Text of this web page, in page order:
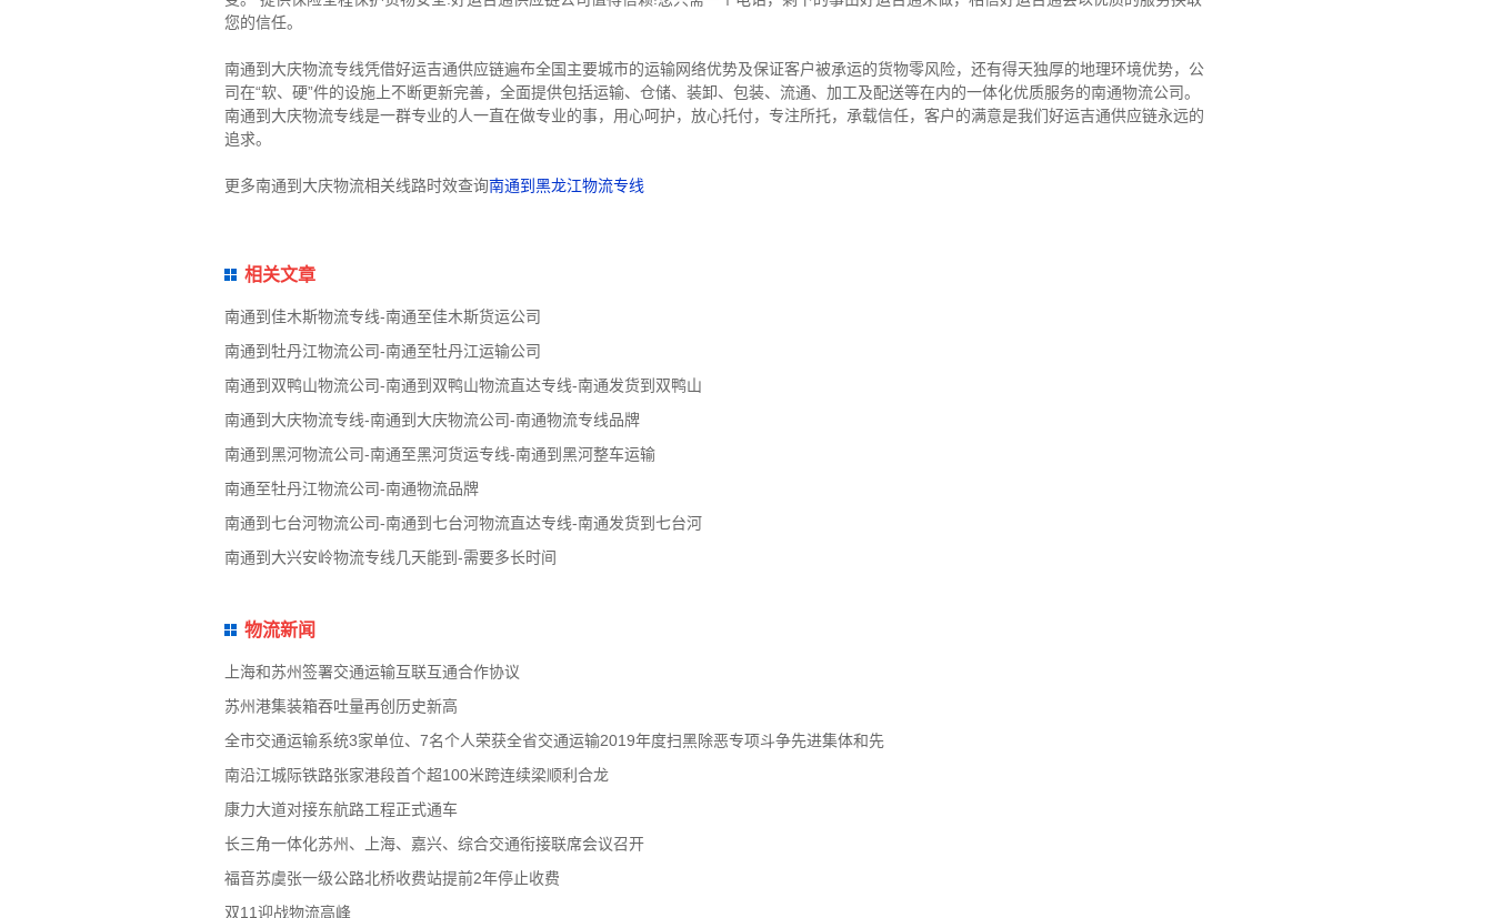
您的信任。
南通到大庆物流专线凭借好运吉通供应链遍布全国主要城市的运输网络优势及保证客户被承运的货物零风险，还有得天独厚的地理环境优势，公
司在“软、硬”件的设施上不断更新完善，全面提供包括运输、仓储、装卸、包装、流通、加工及配送等在内的一体化优质服务的南通物流公司。
南通到大庆物流专线是一群专业的人一直在做专业的事，用心呵护，放心托付，专注所托，承载信任，客户的满意是我们好运吉通供应链永远的
追求。
更多南通到大庆物流相关线路时效查询南通到黑龙江物流专线
相关文章
南通到佳木斯物流专线-南通至佳木斯货运公司
南通到牡丹江物流公司-南通至牡丹江运输公司
南通到双鸭山物流公司-南通到双鸭山物流直达专线-南通发货到双鸭山
南通到大庆物流专线-南通到大庆物流公司-南通物流专线品牌
南通到黑河物流公司-南通至黑河货运专线-南通到黑河整车运输
南通至牡丹江物流公司-南通物流品牌
南通到七台河物流公司-南通到七台河物流直达专线-南通发货到七台河
南通到大兴安岭物流专线几天能到-需要多长时间
物流新闻
上海和苏州签署交通运输互联互通合作协议
苏州港集装箱吞吐量再创历史新高
全市交通运输系统3家单位、7名个人荣获全省交通运输2019年度扫黑除恶专项斗争先进集体和先
南沿江城际铁路张家港段首个超100米跨连续梁顺利合龙
康力大道对接东航路工程正式通车
长三角一体化苏州、上海、嘉兴、综合交通衔接联席会议召开
福音苏虞张一级公路北桥收费站提前2年停止收费
双11迎战物流高峰